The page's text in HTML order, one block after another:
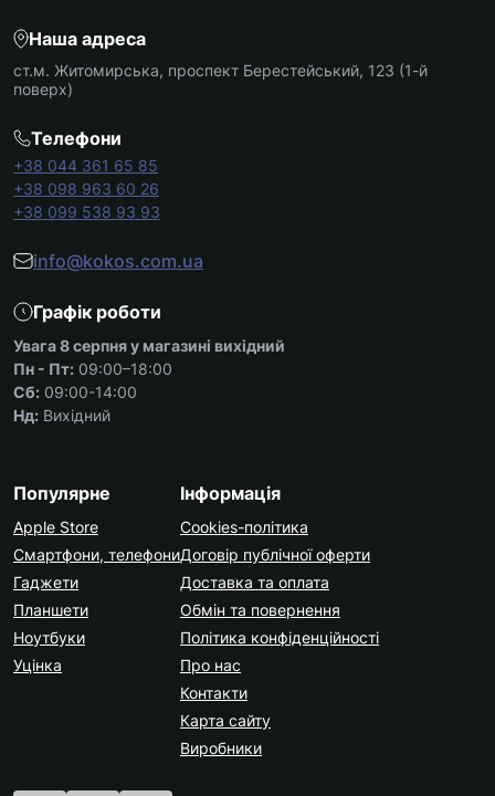
Наша адреса
ст.м. Житомирська, проспект Берестейський, 123 (1-й
поверх)
Телефони
+38 044 361 65 85
+38 098 963 60 26
+38 099 538 93 93
info@kokos.com.ua
Графік роботи
Увага 8 серпня у магазині вихідний
Пн - Пт: 09:00–18:00
Сб: 09:00-14:00
Нд: Вихідний
Популярне
Apple Store
Смартфони, телефони
Гаджети
Планшети
Ноутбуки
Уцінка
Інформація
Cookies-політика
Договір публічної оферти
Доставка та оплата
Обмін та повернення
Політика конфіденційності
Про нас
Контакти
Карта сайту
Виробники